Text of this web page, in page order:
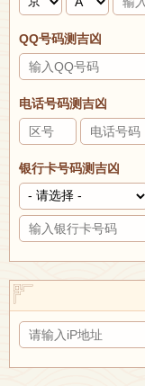
QQ号码测吉凶
电话号码测吉凶
银行卡号码测吉凶